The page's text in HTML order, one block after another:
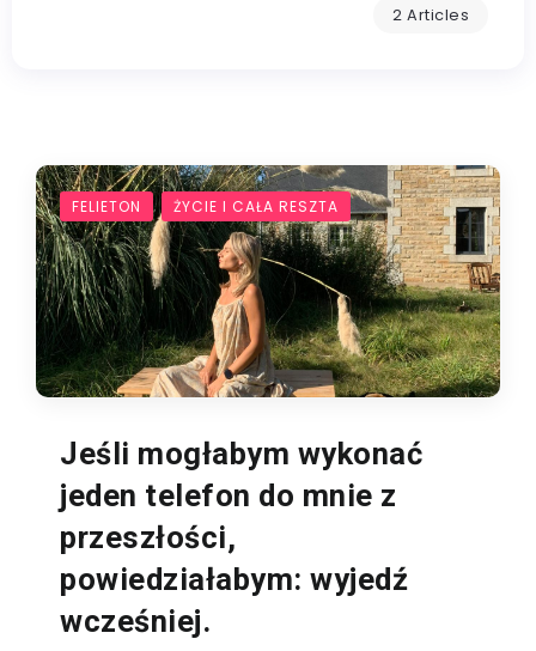
2 Articles
FELIETON ŻYCIE I CAŁA RESZTA
Jeśli mogłabym wykonać
jeden telefon do mnie z
przeszłości,
powiedziałabym: wyjedź
wcześniej.